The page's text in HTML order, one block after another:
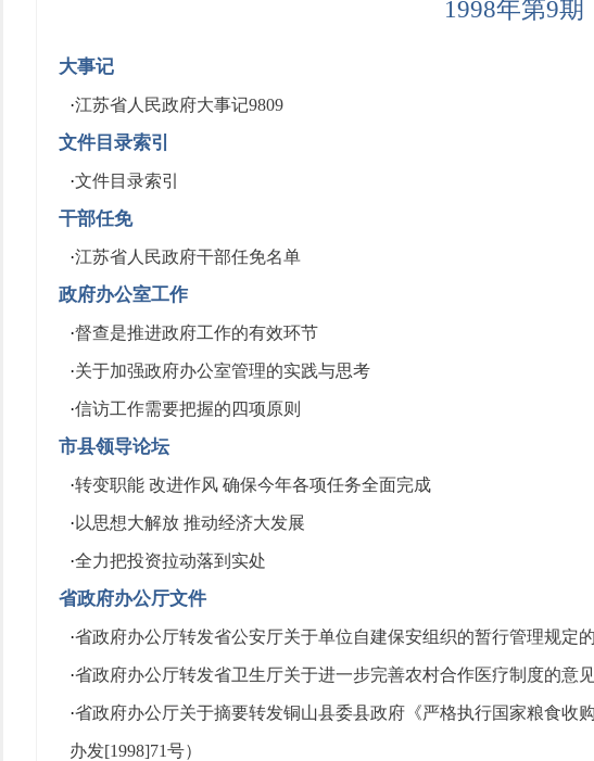
1998年第9期
大事记
·江苏省人民政府大事记9809
文件目录索引
·文件目录索引
干部任免
·江苏省人民政府干部任免名单
政府办公室工作
·督查是推进政府工作的有效环节
·关于加强政府办公室管理的实践与思考
·信访工作需要把握的四项原则
市县领导论坛
·转变职能 改进作风 确保今年各项任务全面完成
· 以思想大解放 推动经济大发展
·全力把投资拉动落到实处
省政府办公厅文件
·省政府办公厅转发省公安厅关于单位自建保安组织的暂行管理规定
·省政府办公厅转发省卫生厅关于进一步完善农村合作医疗制度的意
·省政府办公厅关于摘要转发铜山县委县政府《严格执行国家粮食收
办发[1998]71号）